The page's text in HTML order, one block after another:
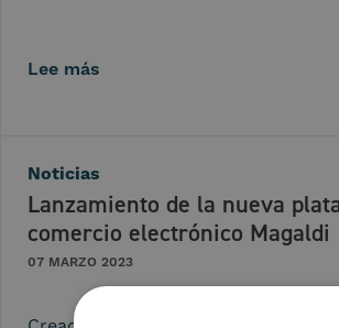
Lee más
Noticias
Lanzamiento de la nueva
comercio electrónico Magaldi
07 MARZO 2023